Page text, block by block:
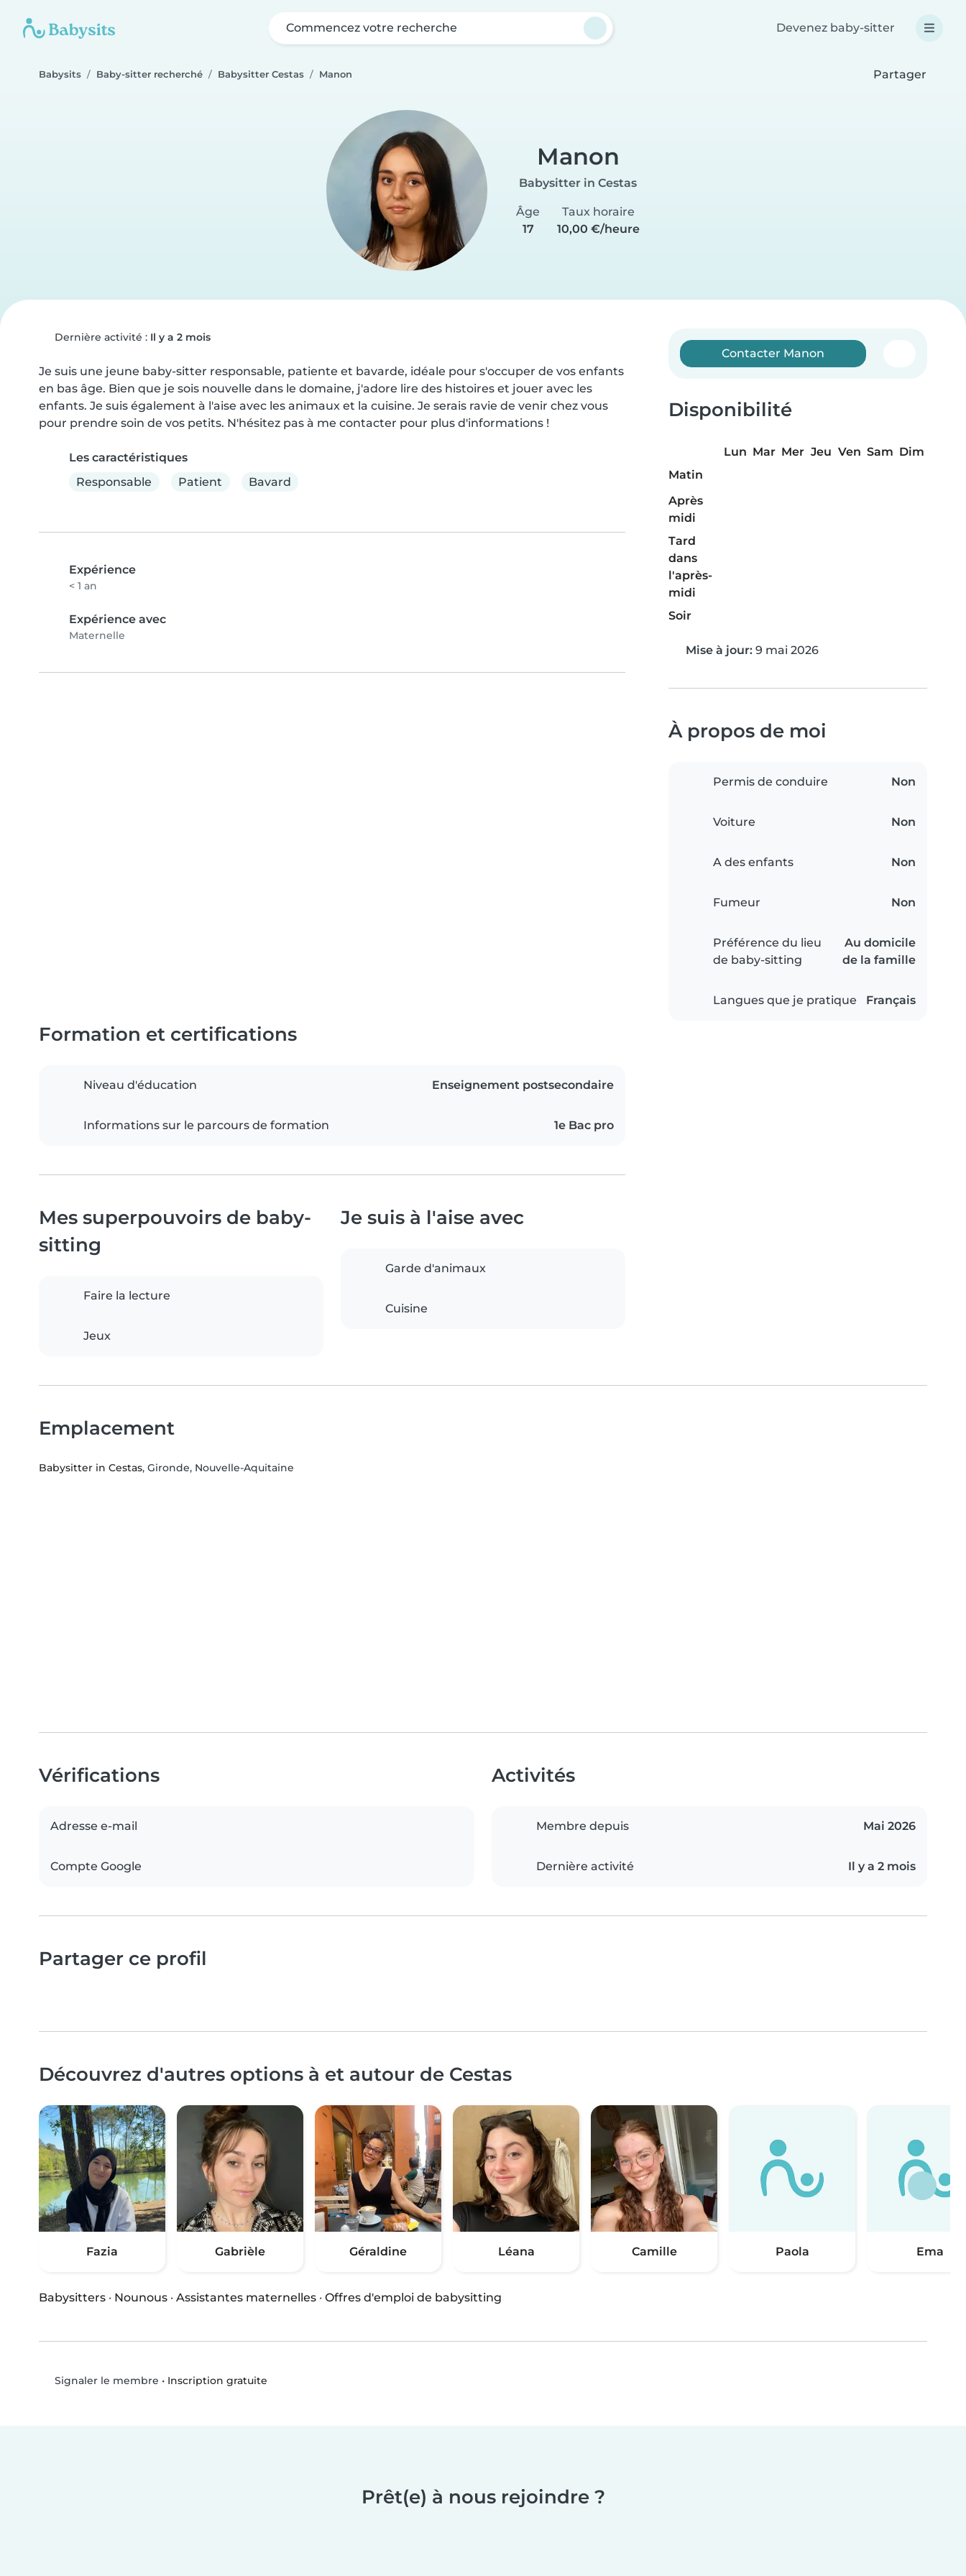
Commencez votre recherche Devenez baby-sitter
Babysits Baby-sitter recherché Babysitter Cestas Manon Partager
Manon
Babysitter in Cestas
Âge
17
Taux horaire
10,00 €/heure
Dernière activité : Il y a 2 mois
Je suis une jeune baby-sitter responsable, patiente et bavarde, idéale pour s'occuper de vos enfants
en bas âge. Bien que je sois nouvelle dans le domaine, j'adore lire des histoires et jouer avec les
enfants. Je suis également à l'aise avec les animaux et la cuisine. Je serais ravie de venir chez vous
pour prendre soin de vos petits. N'hésitez pas à me contacter pour plus d'informations !
Les caractéristiques
Responsable
Patient Bavard
Expérience
< 1 an
Expérience avec
Maternelle
Contacter Manon
Disponibilité
Lun Mar Mer Jeu Ven Sam Dim
Matin
Après
midi
Tard
dans
l'après-
midi
Soir
Mise à jour: 9 mai 2026
À propos de moi
Permis de conduire Non
Voiture Non
A des enfants Non
Fumeur Non
Préférence du lieu
de baby-sitting
Au domicile
de la famille
Langues que je pratique Français
Formation et certifications
Niveau d'éducation Enseignement postsecondaire
Informations sur le parcours de formation 1e Bac pro
Mes superpouvoirs de baby-
sitting
Faire la lecture
Jeux
Je suis à l'aise avec
Garde d'animaux
Cuisine
Emplacement
Babysitter in Cestas, Gironde, Nouvelle-Aquitaine
Vérifications
Adresse e-mail
Compte Google
Activités
Membre depuis Mai 2026
Dernière activité Il y a 2 mois
Partager ce profil
Découvrez d'autres options à et autour de Cestas
Fazia Gabrièle Géraldine Léana Camille Paola Ema
Babysitters · Nounous · Assistantes maternelles · Offres d'emploi de babysitting
Signaler le membre • Inscription gratuite
Prêt(e) à nous rejoindre ?